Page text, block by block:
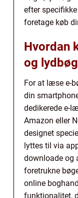
efter
foretage køb
Hvordan
og
For at læse e-
din
dedikerede e-
Amazon eller
designet
lyttes til via
downloade og
foretrukne
online
funktionalitet,